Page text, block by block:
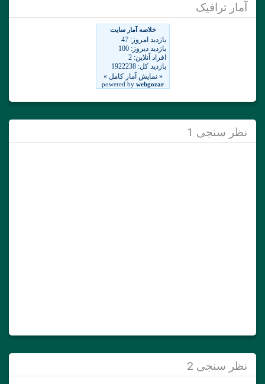
آمار ترافیک
نظر سنجی 1
نظر سنجی 2